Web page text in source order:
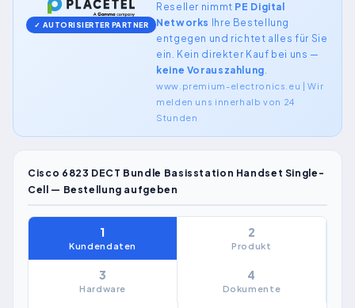
✓ AUTORISIERTER PARTNER
Reseller nimmt PE Digital
Networks
Ihre Bestellung
entgegen und richtet alles für Sie
ein. Kein direkter Kauf bei uns —
keine Vorauszahlung.
www.premium-electronics.eu | Wir
melden uns innerhalb von 24
Stunden
Cisco 6823 DECT Bundle Basisstation Handset Single-
Cell — Bestellung aufgeben
1
Kundendaten
2
Produkt
3
Hardware
4
Dokumente